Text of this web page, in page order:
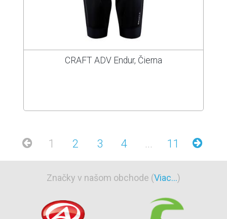
CRAFT ADV Endur, Čierna
1 2 3 4 ... 11
Značky v našom obchode (Viac...)